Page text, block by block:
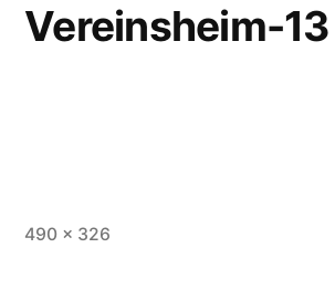
Vereinsheim-13
Vollständige
490 × 326